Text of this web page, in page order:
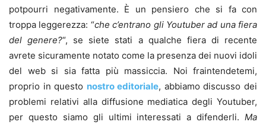
potpourri negativamente. È un pensiero che si fa con
troppa leggerezza: “che c’entrano gli Youtuber ad una fiera
del genere?“, se siete stati a qualche fiera di recente
avrete sicuramente notato come la presenza dei nuovi idoli
del web si sia fatta più massiccia. Noi fraintendetemi,
proprio in questo nostro editoriale, abbiamo discusso dei
problemi relativi alla diffusione mediatica degli Youtuber,
per questo siamo gli ultimi interessati a difenderli. Ma